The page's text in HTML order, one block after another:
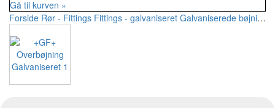
Gå til kurven »
Forside Rør - Fittings Fittings - galvaniseret Galvaniserede bøjninger